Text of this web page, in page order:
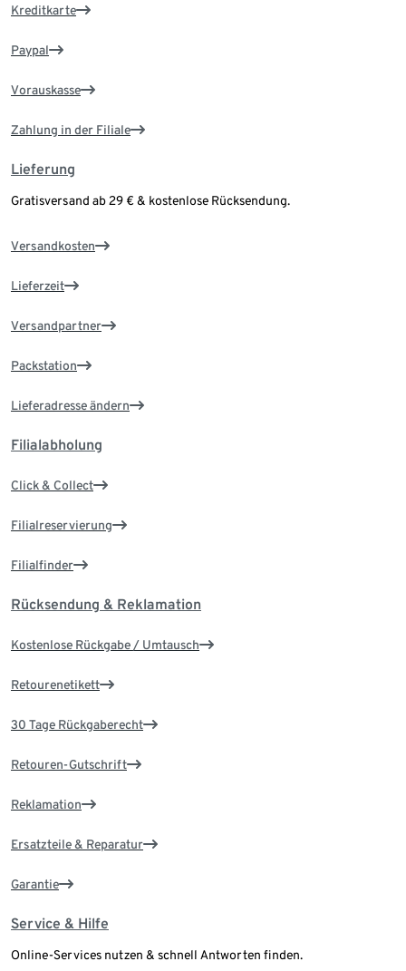
Kreditkarte
Paypal
Vorauskasse
Zahlung in der Filiale
Lieferung
Gratisversand ab 29 € & kostenlose Rücksendung.
Versandkosten
Lieferzeit
Versandpartner
Packstation
Lieferadresse ändern
Filialabholung
Click & Collect
Filialreservierung
Filialfinder
Rücksendung & Reklamation
Kostenlose Rückgabe / Umtausch
Retourenetikett
30 Tage Rückgaberecht
Retouren-Gutschrift
Reklamation
Ersatzteile & Reparatur
Garantie
Service & Hilfe
Online-Services nutzen & schnell Antworten finden.